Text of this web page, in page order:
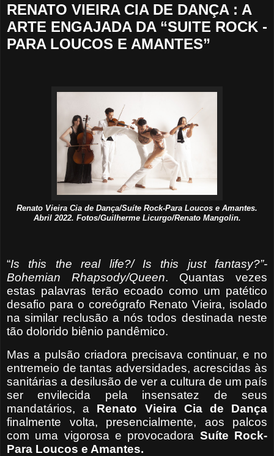
RENATO VIEIRA CIA DE DANÇA : A
ARTE ENGAJADA DA “SUITE ROCK -
PARA LOUCOS E AMANTES”
Renato Vieira Cia de Dança/Suíte Rock-Para Loucos e Amantes.
Abril 2022. Fotos/Guilherme Licurgo/Renato Mangolin.
“Is this the real life?/ Is this just fantasy?”-
Bohemian
Rhapsody/Queen. Quantas vezes
estas palavras terão ecoado como um patético
desafio para o coreógrafo Renato Vieira, isolado
na similar reclusão a nós todos destinada neste
tão dolorido biênio pandêmico.
Mas a pulsão criadora precisava continuar, e no
entremeio de tantas adversidades, acrescidas às
sanitárias a desilusão de ver a cultura de um país
ser envilecida pela insensatez de seus
mandatários, a Renato Vieira Cia de Dança
finalmente volta, presencialmente, aos palcos
com uma vigorosa e provocadora Suíte Rock-
Para Loucos e Amantes.